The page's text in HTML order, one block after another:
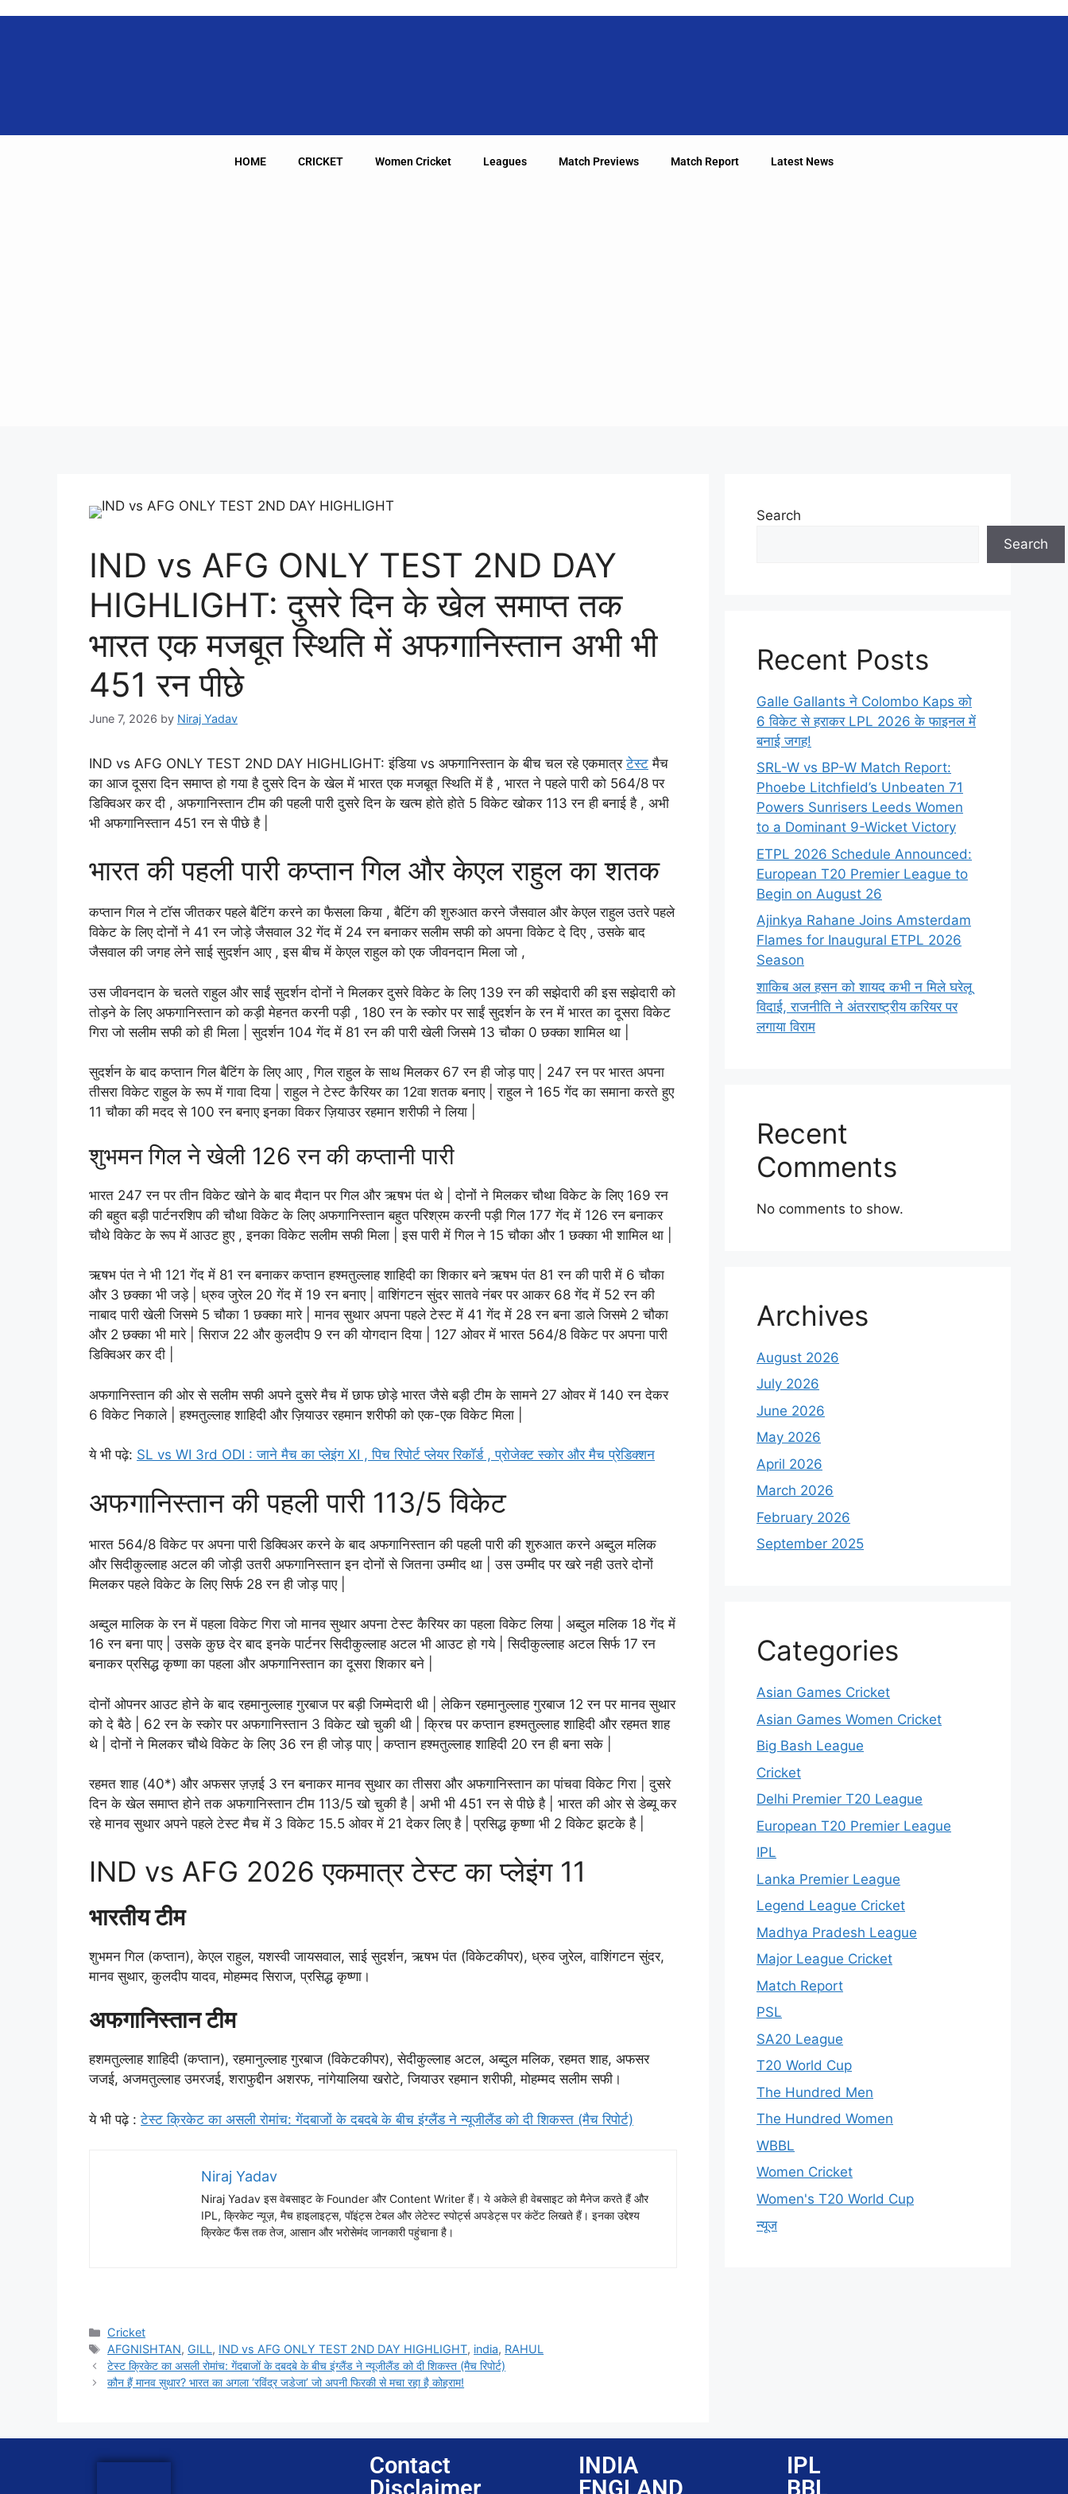
HOME CRICKET Women Cricket Leagues Match Previews Match Report Latest News
IND vs AFG ONLY TEST 2ND DAY
HIGHLIGHT: दुसरे दिन के खेल समाप्त तक
भारत एक मजबूत स्थिति में अफगानिस्तान अभी भी
451 रन पीछे
June 7, 2026 by Niraj Yadav
IND vs AFG ONLY TEST 2ND DAY HIGHLIGHT: इंडिया vs अफगानिस्तान के बीच चल रहे एकमात्रटेस्ट मैच
का आज दूसरा दिन समाप्त हो गया है दुसरे दिन के खेल में भारत एक मजबूत स्थिति में है , भारत ने पहले पारी को 564/8 पर
डिक्विअर कर दी , अफगानिस्तान टीम की पहली पारी दुसरे दिन के खत्म होते होते 5 विकेट खोकर 113 रन ही बनाई है , अभी
भी अफगानिस्तान 451 रन से पीछे है |
भारत की पहली पारी कप्तान गिल और केएल राहुल का शतक
कप्तान गिल ने टॉस जीतकर पहले बैटिंग करने का फैसला किया , बैटिंग की शुरुआत करने जैसवाल और केएल राहुल उतरे पहले
विकेट के लिए दोनों ने 41 रन जोड़े जैसवाल 32 गेंद में 24 रन बनाकर सलीम सफी को अपना विकेट दे दिए , उसके बाद
जैसवाल की जगह लेने साई सुदर्शन आए , इस बीच में केएल राहुल को एक जीवनदान मिला जो ,
उस जीवनदान के चलते राहुल और साईं सुदर्शन दोनों ने मिलकर दुसरे विकेट के लिए 139 रन की सझेदारी की इस सझेदारी को
तोड़ने के लिए अफगानिस्तान को कड़ी मेहनत करनी पड़ी , 180 रन के स्कोर पर साईं सुदर्शन के रन में भारत का दूसरा विकेट
गिरा जो सलीम सफी को ही मिला | सुदर्शन 104 गेंद में 81 रन की पारी खेली जिसमे 13 चौका 0 छक्का शामिल था |
सुदर्शन के बाद कप्तान गिल बैटिंग के लिए आए , गिल राहुल के साथ मिलकर 67 रन ही जोड़ पाए | 247 रन पर भारत अपना
तीसरा विकेट राहुल के रूप में गावा दिया | राहुल ने टेस्ट कैरियर का 12वा शतक बनाए | राहुल ने 165 गेंद का समाना करते हुए
11 चौका की मदद से 100 रन बनाए इनका विकर ज़ियाउर रहमान शरीफी ने लिया |
शुभमन गिल ने खेली 126 रन की कप्तानी पारी
भारत 247 रन पर तीन विकेट खोने के बाद मैदान पर गिल और ऋषभ पंत थे | दोनों ने मिलकर चौथा विकेट के लिए 169 रन
की बहुत बड़ी पार्टनरशिप की चौथा विकेट के लिए अफगानिस्तान बहुत परिश्रम करनी पड़ी गिल 177 गेंद में 126 रन बनाकर
चौथे विकेट के रूप में आउट हुए , इनका विकेट सलीम सफी मिला | इस पारी में गिल ने 15 चौका और 1 छक्का भी शामिल था |
ऋषभ पंत ने भी 121 गेंद में 81 रन बनाकर कप्तान हश्मतुल्लाह शाहिदी का शिकार बने ऋषभ पंत 81 रन की पारी में 6 चौका
और 3 छक्का भी जड़े | ध्रुव जुरेल 20 गेंद में 19 रन बनाए | वाशिंगटन सुंदर सातवे नंबर पर आकर 68 गेंद में 52 रन की
नाबाद पारी खेली जिसमे 5 चौका 1 छक्का मारे | मानव सुथार अपना पहले टेस्ट में 41 गेंद में 28 रन बना डाले जिसमे 2 चौका
और 2 छक्का भी मारे | सिराज 22 और कुलदीप 9 रन की योगदान दिया | 127 ओवर में भारत 564/8 विकेट पर अपना पारी
डिक्विअर कर दी |
अफगानिस्तान की ओर से सलीम सफी अपने दुसरे मैच में छाफ छोड़े भारत जैसे बड़ी टीम के सामने 27 ओवर में 140 रन देकर
6 विकेट निकाले | हश्मतुल्लाह शाहिदी और ज़ियाउर रहमान शरीफी को एक-एक विकेट मिला |
ये भी पढ़े: SL vs WI 3rd ODI : जाने मैच का प्लेइंग XI , पिच रिपोर्ट प्लेयर रिकॉर्ड , प्रोजेक्ट स्कोर और मैच प्रेडिक्शन
अफगानिस्तान की पहली पारी 113/5 विकेट
भारत 564/8 विकेट पर अपना पारी डिक्विअर करने के बाद अफगानिस्तान की पहली पारी की शुरुआत करने अब्दुल मलिक
और सिदीकुल्लाह अटल की जोड़ी उतरी अफगानिस्तान इन दोनों से जितना उम्मीद था | उस उम्मीद पर खरे नही उतरे दोनों
मिलकर पहले विकेट के लिए सिर्फ 28 रन ही जोड़ पाए |
अब्दुल मालिक के रन में पहला विकेट गिरा जो मानव सुथार अपना टेस्ट कैरियर का पहला विकेट लिया | अब्दुल मलिक 18 गेंद में
16 रन बना पाए | उसके कुछ देर बाद इनके पार्टनर सिदीकुल्लाह अटल भी आउट हो गये | सिदीकुल्लाह अटल सिर्फ 17 रन
बनाकर प्रसिद्ध कृष्णा का पहला और अफगानिस्तान का दूसरा शिकार बने |
दोनों ओपनर आउट होने के बाद रहमानुल्लाह गुरबाज पर बड़ी जिम्मेदारी थी | लेकिन रहमानुल्लाह गुरबाज 12 रन पर मानव सुथार
को दे बैठे | 62 रन के स्कोर पर अफगानिस्तान 3 विकेट खो चुकी थी | क्रिच पर कप्तान हश्मतुल्लाह शाहिदी और रहमत शाह
थे | दोनों ने मिलकर चौथे विकेट के लिए 36 रन ही जोड़ पाए | कप्तान हश्मतुल्लाह शाहिदी 20 रन ही बना सके |
रहमत शाह (40*) और अफसर ज़ज़ई 3 रन बनाकर मानव सुथार का तीसरा और अफगानिस्तान का पांचवा विकेट गिरा | दुसरे
दिन के खेल समाप्त होने तक अफगानिस्तान टीम 113/5 खो चुकी है | अभी भी 451 रन से पीछे है | भारत की ओर से डेब्यू कर
रहे मानव सुथार अपने पहले टेस्ट मैच में 3 विकेट 15.5 ओवर में 21 देकर लिए है | प्रसिद्ध कृष्णा भी 2 विकेट झटके है |
IND vs AFG 2026 एकमात्र टेस्ट का प्लेइंग 11
भारतीय टीम
शुभमन गिल (कप्तान), केएल राहुल, यशस्वी जायसवाल, साई सुदर्शन, ऋषभ पंत (विकेटकीपर), ध्रुव जुरेल, वाशिंगटन सुंदर,
मानव सुथार, कुलदीप यादव, मोहम्मद सिराज, प्रसिद्ध कृष्णा।
अफगानिस्तान टीम
हशमतुल्लाह शाहिदी (कप्तान), रहमानुल्लाह गुरबाज (विकेटकीपर), सेदीकुल्लाह अटल, अब्दुल मलिक, रहमत शाह, अफसर
जजई, अजमतुल्लाह उमरजई, शराफुद्दीन अशरफ, नांगेयालिया खरोटे, जियाउर रहमान शरीफी, मोहम्मद सलीम सफी।
ये भी पढ़े :टेस्ट क्रिकेट का असली रोमांच: गेंदबाजों के दबदबे के बीच इंग्लैंड ने न्यूजीलैंड को दी शिकस्त (मैच रिपोर्ट)
Niraj Yadav
Niraj Yadav इस वेबसाइट के Founder और Content Writer हैं। ये अकेले ही वेबसाइट को मैनेज करते हैं और
IPL, क्रिकेट न्यूज़, मैच हाइलाइट्स, पॉइंट्स टेबल और लेटेस्ट स्पोर्ट्स अपडेट्स पर कंटेंट लिखते हैं। इनका उद्देश्य
क्रिकेट फैंस तक तेज, आसान और भरोसेमंद जानकारी पहुंचाना है।
Cricket
AFGNISHTAN, GILL, IND vs AFG ONLY TEST 2ND DAY HIGHLIGHT, india, RAHUL
टेस्ट क्रिकेट का असली रोमांच: गेंदबाजों के दबदबे के बीच इंग्लैंड ने न्यूजीलैंड को दी शिकस्त (मैच रिपोर्ट)
कौन हैं मानव सुथार? भारत का अगला ‘रविंद्र जडेजा’ जो अपनी फिरकी से मचा रहा है कोहराम!
Search
Search
Recent Posts
Galle Gallants ने Colombo Kaps को
6 विकेट से हराकर LPL 2026 के फाइनल में
बनाई जगह!
SRL-W vs BP-W Match Report:
Phoebe Litchfield’s Unbeaten 71
Powers Sunrisers Leeds Women
to a Dominant 9-Wicket Victory
ETPL 2026 Schedule Announced:
European T20 Premier League to
Begin on August 26
Ajinkya Rahane Joins Amsterdam
Flames for Inaugural ETPL 2026
Season
शाकिब अल हसन को शायद कभी न मिले घरेलू
विदाई, राजनीति ने अंतरराष्ट्रीय करियर पर
लगाया विराम
Recent
Comments
No comments to show.
Archives
August 2026
July 2026
June 2026
May 2026
April 2026
March 2026
February 2026
September 2025
Categories
Asian Games Cricket
Asian Games Women Cricket
Big Bash League
Cricket
Delhi Premier T20 League
European T20 Premier League
IPL
Lanka Premier League
Legend League Cricket
Madhya Pradesh League
Major League Cricket
Match Report
PSL
SA20 League
T20 World Cup
The Hundred Men
The Hundred Women
WBBL
Women Cricket
Women's T20 World Cup
न्यूज
Contact
INDIA
IPL